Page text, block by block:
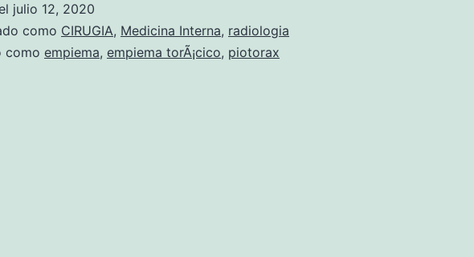
i
e
julio 12, 2020
como CIRUGIA, Medicina Interna, radiologia
como empiema, empiema torÃ¡cico, piotorax